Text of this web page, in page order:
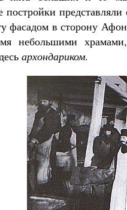
постройки
фасадом в сторону
небольшими
архондариком.